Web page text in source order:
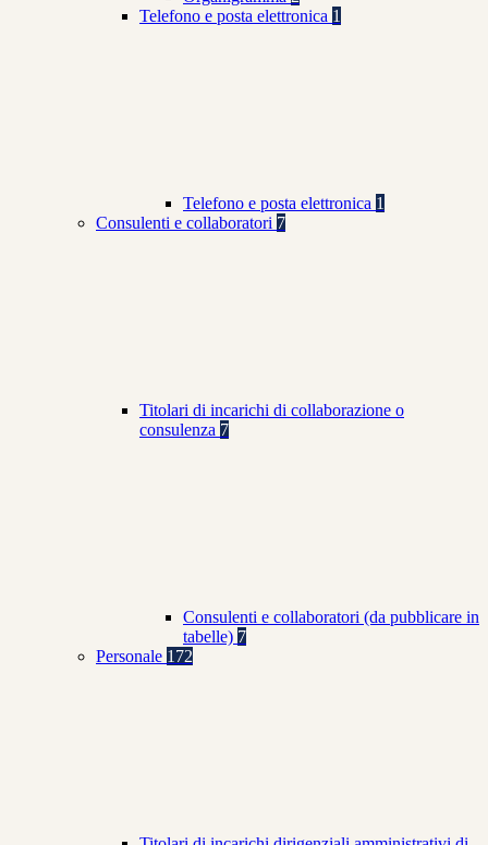
Telefono e posta elettronica 1
Telefono e posta elettronica 1
Consulenti e collaboratori 7
Titolari di incarichi di collaborazione o
consulenza 7
Consulenti e collaboratori (da pubblicare in
tabelle) 7
Personale 172